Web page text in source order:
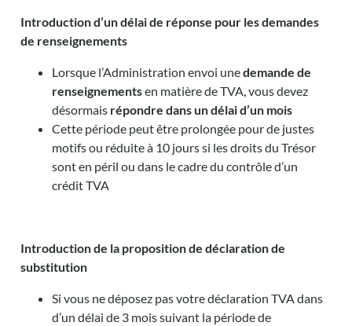
Introduction d’un délai de réponse pour les demandes
de renseignements
Lorsque l’Administration envoi unedemande de
renseignementsen matière de TVA, vous devez
désormais répondre dans un délai d’un mois
Cette période peut être prolongée pour de justes
motifs ou réduite à 10 jours si les droits du Trésor
sont en péril ou dans le cadre du contrôle d’un
crédit TVA
Introduction de la proposition de déclaration de
substitution
Si vous ne déposez pas votre déclaration TVA dans
d’un délai de 3 mois suivant la période de